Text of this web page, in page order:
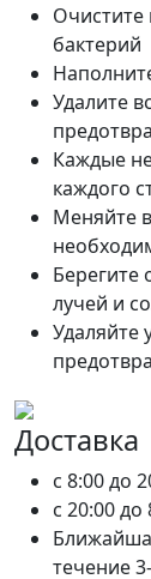
Очистите
бактерий
Удалите
Каждые
каждого
Меняйте
Берегите
лучей и
Удаляйте
Доставка
c 8:00 до
c 20:00 до
течение